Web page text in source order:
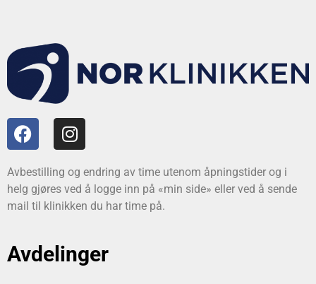
Avbestilling og endring av time utenom åpningstider og i
helg gjøres ved å logge inn på «min side» eller ved å sende
mail til klinikken du har time på.
Avdelinger